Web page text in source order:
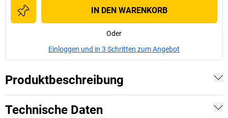
IN DEN WARENKORB
Oder
Einloggen und in 3 Schritten zum Angebot
Produktbeschreibung
Technische Daten